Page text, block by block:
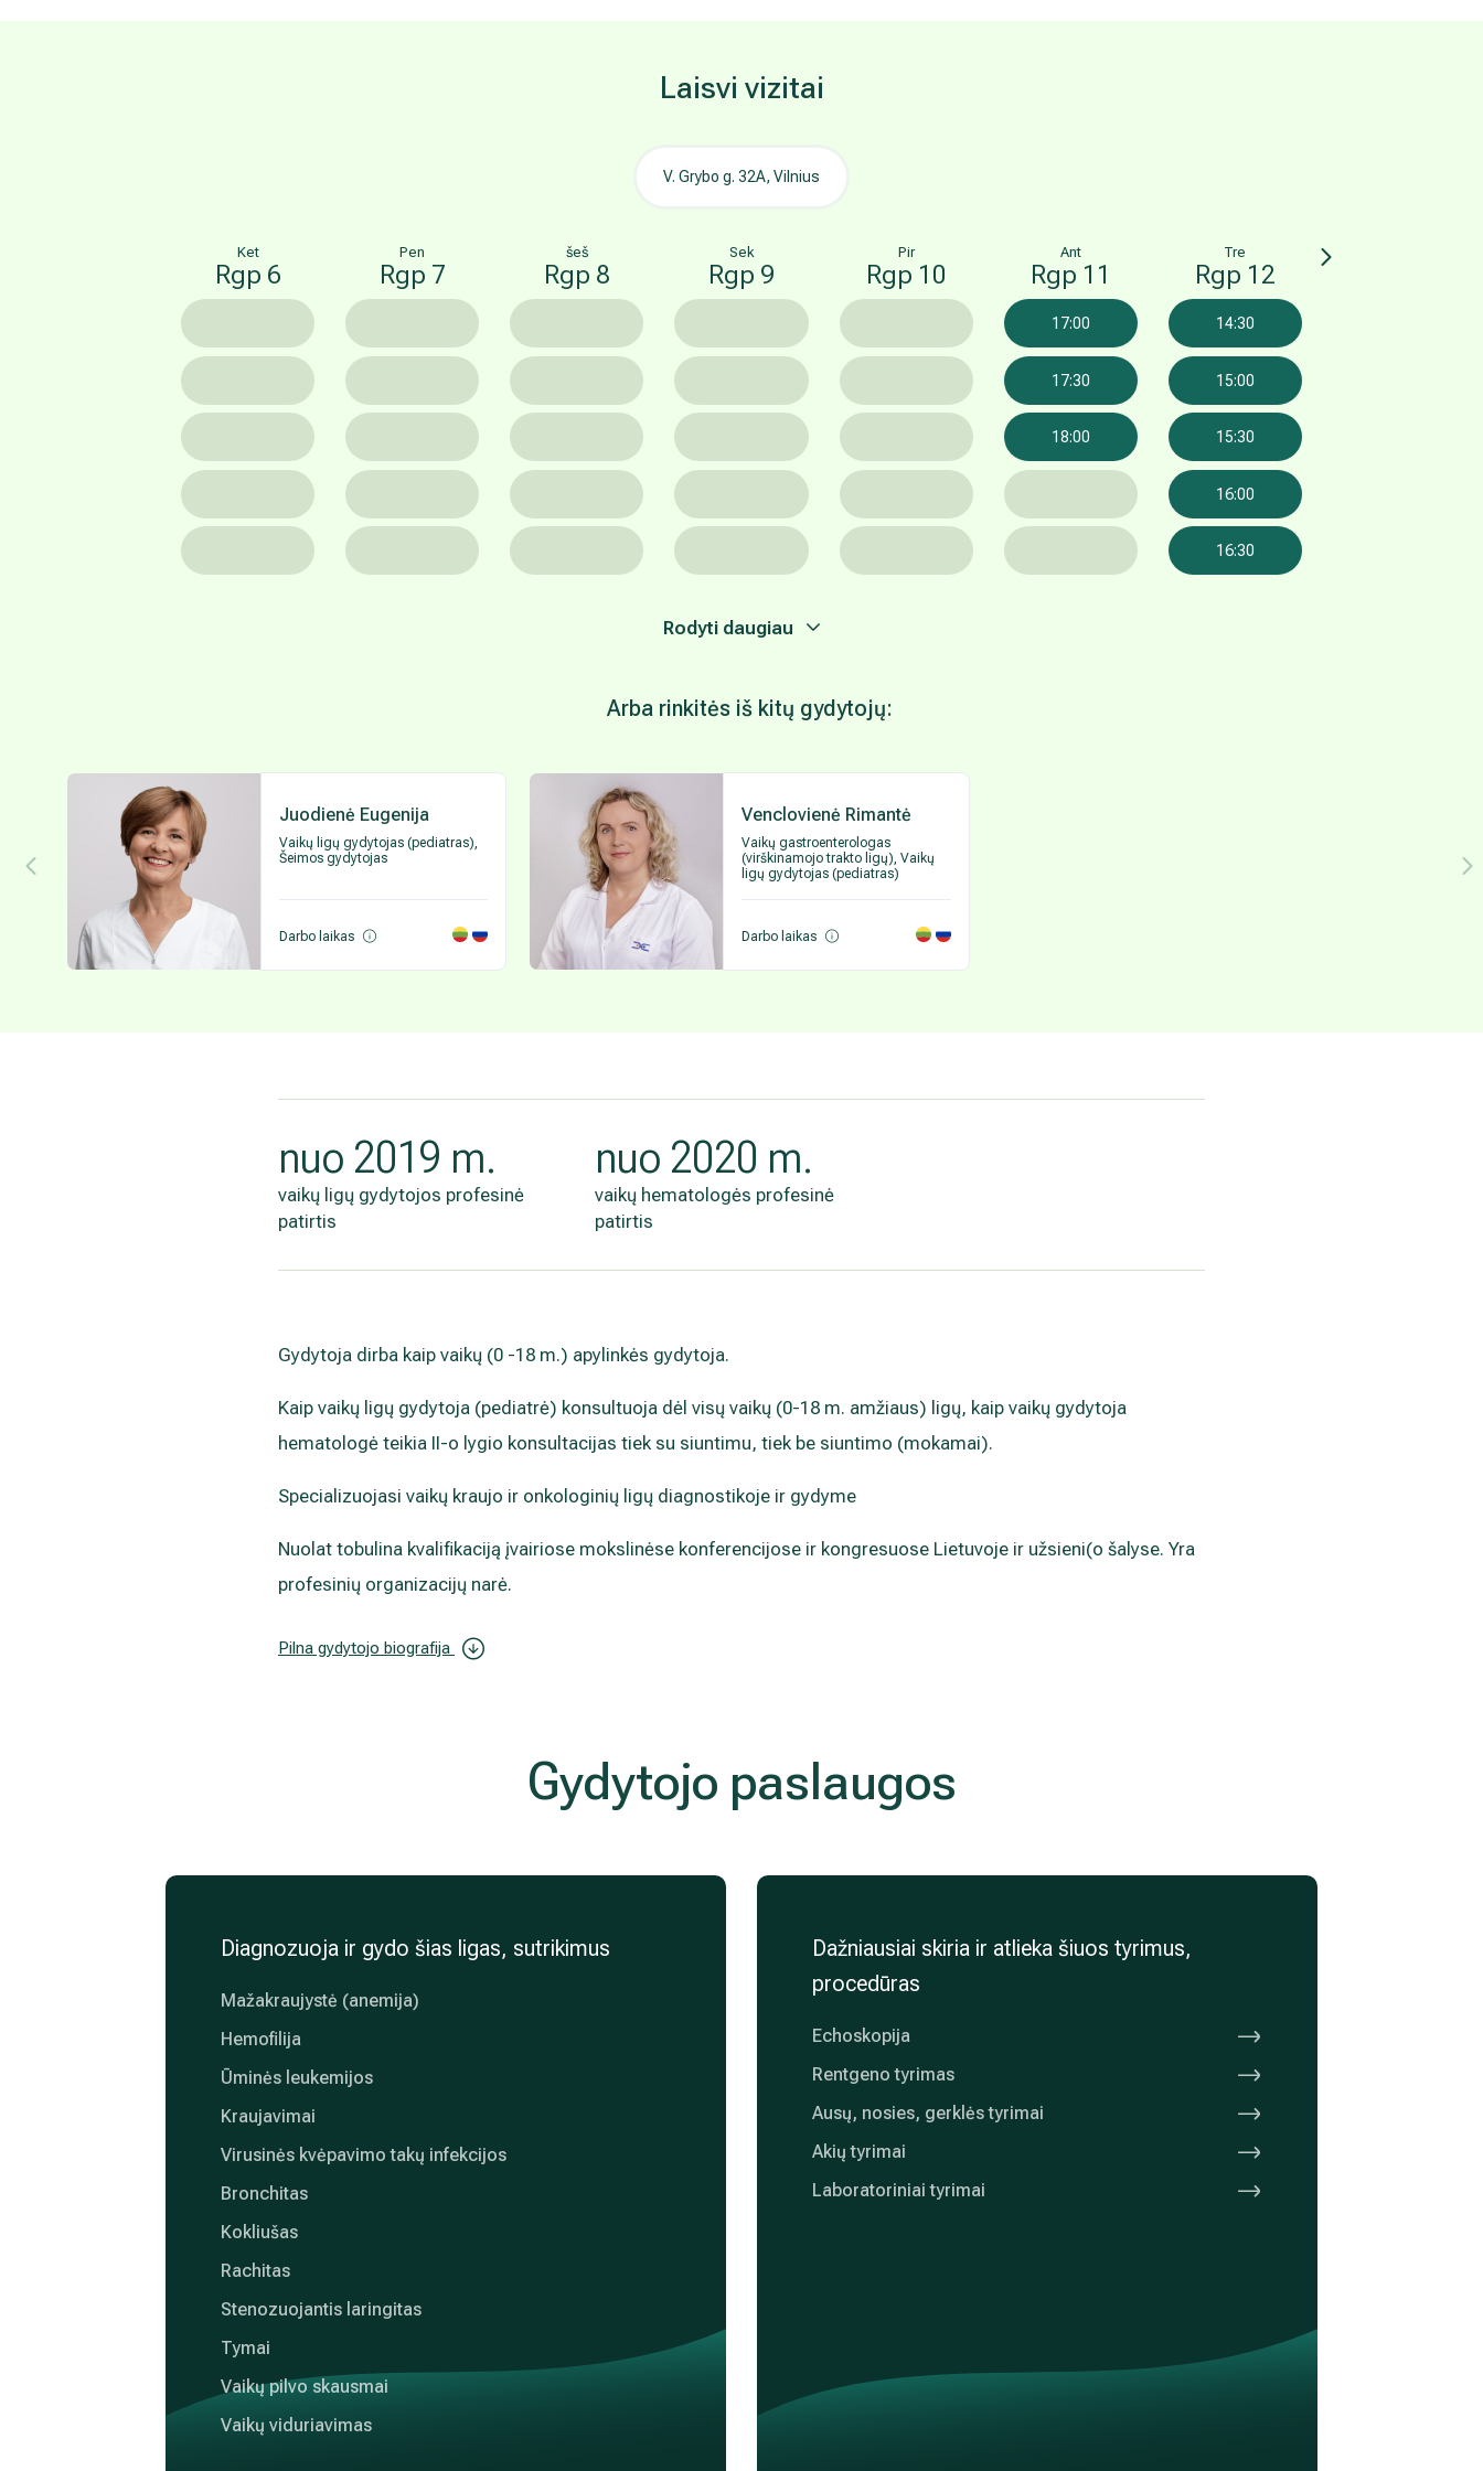
Laisvi vizitai
V. Grybo g. 32A, Vilnius
Ket
Rgp 6
Pen
Rgp 7
šeš
Rgp 8
Sek
Rgp 9
Pir
Rgp 10
Ant
Rgp 11
17:00
17:30
18:00
Tre
Rgp 12
14:30
15:00
15:30
16:00
16:30
Rodyti daugiau
Arba rinkitės iš kitų gydytojų:
Juodienė Eugenija
Vaikų ligų gydytojas (pediatras),
Šeimos gydytojas
Darbo laikas
Venclovienė Rimantė
Vaikų gastroenterologas
(virškinamojo trakto ligų), Vaikų
ligų gydytojas (pediatras)
Darbo laikas
nuo 2019 m.
vaikų ligų gydytojos profesinė
patirtis
nuo 2020 m.
vaikų hematologės profesinė
patirtis
Gydytoja dirba kaip vaikų (0 -18 m.) apylinkės gydytoja.
Kaip vaikų ligų gydytoja (pediatrė) konsultuoja dėl visų vaikų (0-18 m. amžiaus) ligų, kaip vaikų gydytoja
hematologė teikia II-o lygio konsultacijas tiek su siuntimu, tiek be siuntimo (mokamai).
Specializuojasi vaikų kraujo ir onkologinių ligų diagnostikoje ir gydyme
Nuolat tobulina kvalifikaciją įvairiose mokslinėse konferencijose ir kongresuose Lietuvoje ir užsieni(o šalyse. Yra
profesinių organizacijų narė.
Pilna gydytojo biografija
Gydytojo paslaugos
Diagnozuoja ir gydo šias ligas, sutrikimus
Mažakraujystė (anemija)
Hemofilija
Ūminės leukemijos
Kraujavimai
Virusinės kvėpavimo takų infekcijos
Bronchitas
Kokliušas
Rachitas
Stenozuojantis laringitas
Tymai
Vaikų pilvo skausmai
Vaikų viduriavimas
Dažniausiai skiria ir atlieka šiuos tyrimus,
procedūras
Echoskopija
Rentgeno tyrimas
Ausų, nosies, gerklės tyrimai
Akių tyrimai
Laboratoriniai tyrimai